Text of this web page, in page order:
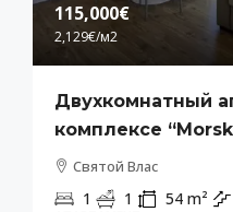
115,000€
2,129€/м2
Двухкомнатный
комплексе
Святой Влас
1 1 54 m²